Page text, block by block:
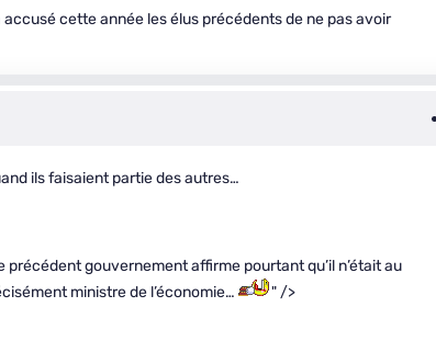
cette année les élus précédents de ne pas avoir
ils faisaient partie des autres…
gouvernement affirme pourtant qu’il n’était au
ministre de l’économie…
" />